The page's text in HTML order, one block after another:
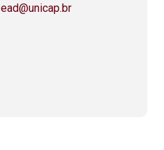
ead@unicap.br